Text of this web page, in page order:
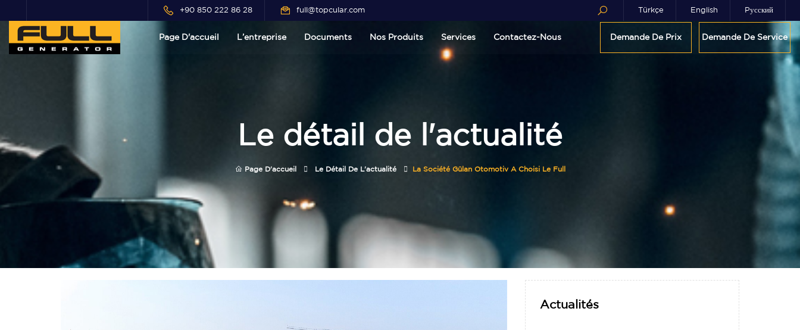
+90 850 222 86 28 full@topcular.com Türkçe English Pусский
Page D'accueil L’entreprise Documents Nos Produits Services Contactez-Nous Demande De Prix Demande De Service
Le détail de l'actualité
Page D'accueil Le Détail De L'actualité La Société Gülan Otomotiv A Choisi Le Full
Actualités